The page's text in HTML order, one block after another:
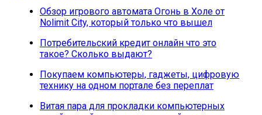
Обзор игрового автомата Огонь в Холе от
Nolimit City, который только что вышел
Потребительский кредит онлайн что это
такое? Сколько выдают?
Покупаем компьютеры, гаджеты, цифровую
технику на одном портале без переплат
Витая пара для прокладки компьютерных